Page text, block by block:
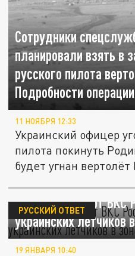
Сотрудники
планировали взять в
русского пилота
Подробности
11 НОЯБРЯ 12:33
Украинский офицер
пилота покинуть
будет угнан
Отважный пилот ВКС
украинских лётчиков
РУССКИЙ ОТВЕТ
19 ЯНВАРЯ 10:40